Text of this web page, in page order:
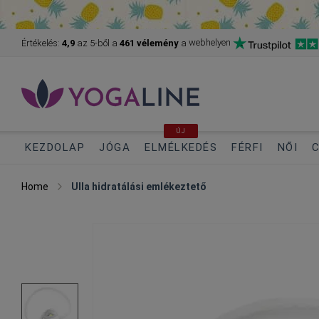
Értékelés: 4,9 az 5-ből a 461 vélemény a webhelyen
KEZDOLAP JÓGA ELMÉLKEDÉS
ÚJ
FÉRFI NŐI
Home Ulla hidratálási emlékeztető
of